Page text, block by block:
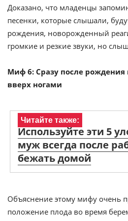
Доказано, что младенцы
песенки, которые слышали,
рождения, новорожденный
громкие и резкие звуки, но
Миф 6: Сразу после
вверх ногами
Читайте также:
Используйте эти 5
муж всегда после
бежать домой
Объяснение этому мифу очень
положение плода во время